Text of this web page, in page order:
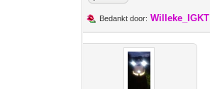
Bedankt door: Willeke_IGKT